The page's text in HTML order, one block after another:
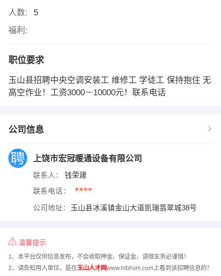
人数:
5
福利:
职位要求
玉山县招聘中央空调安装工 维修工 学徒工 保持抱住 无
高空作业！工资3000－10000元！联系电话
公司信息
上饶市宏冠暖通设备有限公司
联系人： 钱荣建
联系电话： ****
公司地址： 玉山县冰溪镇金山大道凯瑞翡翠城38号
温馨提示
1、本平台仅供信息发布，不会收取押金、保证金，请微友务必谨慎！
2、请告知用人单位，是在玉山人才网www.hlbhsm.com上看到该招聘信息的！